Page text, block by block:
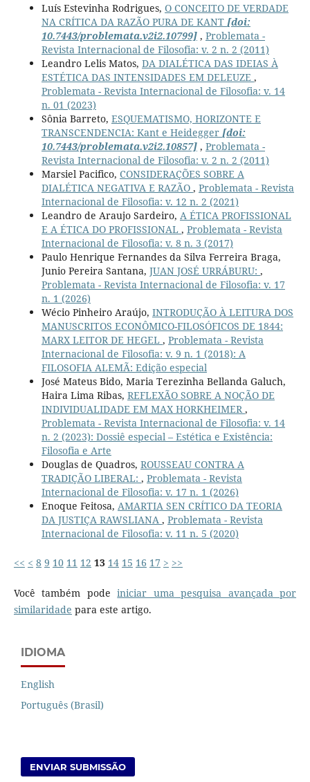
Luís Estevinha Rodrigues, O CONCEITO DE VERDADE
NA CRÍTICA DA RAZÃO PURA DE KANT [doi:
10.7443/problemata.v2i2.10799], Problemata -
Revista Internacional de Filosofia: v. 2 n. 2 (2011)
Leandro Lelis Matos, DA DIALÉTICA DAS IDEIAS À
ESTÉTICA DAS INTENSIDADES EM DELEUZE ,
Problemata - Revista Internacional de Filosofia: v. 14
n. 01 (2023)
Sônia Barreto, ESQUEMATISMO, HORIZONTE E
TRANSCENDENCIA: Kant e Heidegger [doi:
10.7443/problemata.v2i2.10857], Problemata -
Revista Internacional de Filosofia: v. 2 n. 2 (2011)
Marsiel Pacifico, CONSIDERAÇÕES SOBRE A
DIALÉTICA NEGATIVA E RAZÃO , Problemata - Revista
Internacional de Filosofia: v. 12 n. 2 (2021)
Leandro de Araujo Sardeiro, A ÉTICA PROFISSIONAL
E A ÉTICA DO PROFISSIONAL , Problemata - Revista
Internacional de Filosofia: v. 8 n. 3 (2017)
Paulo Henrique Fernandes da Silva Ferreira Braga,
Junio Pereira Santana, JUAN JOSÉ URRÁBURU: ,
Problemata - Revista Internacional de Filosofia: v. 17
n. 1 (2026)
Wécio Pinheiro Araújo, INTRODUÇÃO À LEITURA DOS
MANUSCRITOS ECONÔMICO-FILOSÓFICOS DE 1844:
MARX LEITOR DE HEGEL , Problemata - Revista
Internacional de Filosofia: v. 9 n. 1 (2018): A
FILOSOFIA ALEMÃ: Edição especial
José Mateus Bido, Maria Terezinha Bellanda Galuch,
Haira Lima Ribas, REFLEXÃO SOBRE A NOÇÃO DE
INDIVIDUALIDADE EM MAX HORKHEIMER,
Problemata - Revista Internacional de Filosofia: v. 14
n. 2 (2023): Dossiê especial – Estética e Existência:
Filosofia e Arte
Douglas de Quadros, ROUSSEAU CONTRA A
TRADIÇÃO LIBERAL: , Problemata - Revista
Internacional de Filosofia: v. 17 n. 1 (2026)
Enoque Feitosa, AMARTIA SEN CRÍTICO DA TEORIA
DA JUSTIÇA RAWSLIANA , Problemata - Revista
Internacional de Filosofia: v. 11 n. 5 (2020)
<< < 8 9 10 11 12 13 14 15 16 17 > >>
Você também podeiniciar uma pesquisa avançada por
similaridade para este artigo.
IDIOMA
English
Português (Brasil)
ENVIAR SUBMISSÃO